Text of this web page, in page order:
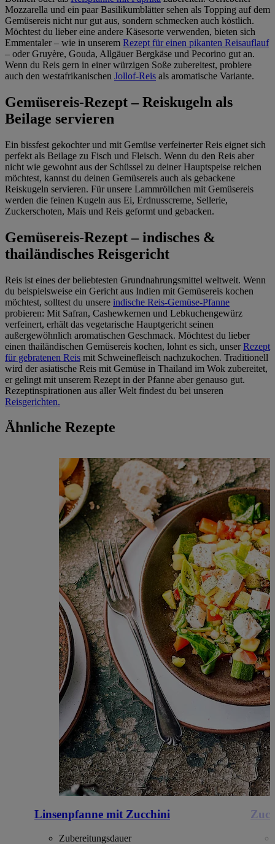
Mozzarella und ein paar Basilikumblätter sehen als Topping auf dem
Gemüsereis nicht nur gut aus, sondern schmecken auch köstlich.
Möchtest du lieber eine andere Käsesorte verwenden, bieten sich
Emmentaler – wie in unserem Rezept für einen pikanten Reisauflauf
– oder Gruyère, Gouda, Allgäuer Bergkäse und Pecorino gut an.
Wenn du Reis gern in einer würzigen Soße zubereitest, probiere
auch den westafrikanischen Jollof-Reis als aromatische Variante.
Gemüsereis-Rezept – Reiskugeln als
Beilage servieren
Ein bissfest gekochter und mit Gemüse verfeinerter Reis eignet sich
perfekt als Beilage zu Fisch und Fleisch. Wenn du den Reis aber
nicht wie gewohnt aus der Schüssel zu deiner Hauptspeise reichen
möchtest, kannst du deinen Gemüsereis auch als gebackene
Reiskugeln servieren. Für unsere Lammröllchen mit Gemüsereis
werden die feinen Kugeln aus Ei, Erdnusscreme, Sellerie,
Zuckerschoten, Mais und Reis geformt und gebacken.
Gemüsereis-Rezept – indisches &
thailändisches Reisgericht
Reis ist eines der beliebtesten Grundnahrungsmittel weltweit. Wenn
du beispielsweise ein Gericht aus Indien mit Gemüsereis kochen
möchtest, solltest du unsere indische Reis-Gemüse-Pfanne
probieren: Mit Safran, Cashewkernen und Lebkuchengewürz
verfeinert, erhält das vegetarische Hauptgericht seinen
außergewöhnlich aromatischen Geschmack. Möchtest du lieber
einen thailändischen Gemüsereis kochen, lohnt es sich, unserRezept
für gebratenen Reis mit Schweinefleisch nachzukochen. Traditionell
wird der asiatische Reis mit Gemüse in Thailand im Wok zubereitet,
er gelingt mit unserem Rezept in der Pfanne aber genauso gut.
Rezeptinspirationen aus aller Welt findest du bei unseren
Reisgerichten.
Ähnliche Rezepte
Linsenpfanne mit Zucchini
Zubereitungsdauer